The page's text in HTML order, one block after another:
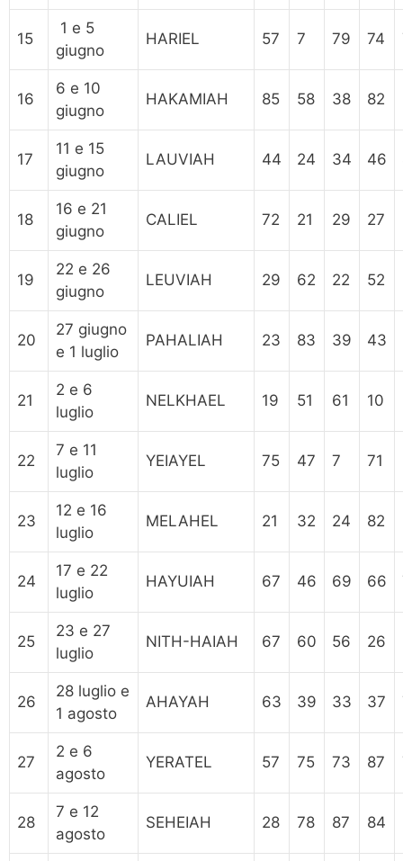
15
1 e 5
giugno
HARIEL 57 7 79 74
16
6 e 10
giugno
HAKAMIAH 85 58 38 82
17
11 e 15
giugno
LAUVIAH 44 24 34 46
18
16 e 21
giugno
CALIEL 72 21 29 27
19
22 e 26
giugno
LEUVIAH 29 62 22 52
20
27 giugno
e 1 luglio
PAHALIAH 23 83 39 43
21
2 e 6
luglio
NELKHAEL 19 51 61 10
22
7 e 11
luglio
YEIAYEL 75 47 7 71
23
12 e 16
luglio
MELAHEL 21 32 24 82
24
17 e 22
luglio
HAYUIAH 67 46 69 66
25
23 e 27
luglio
NITH-HAIAH 67 60 56 26
26
28 luglio e
1 agosto
AHAYAH 63 39 33 37
27
2 e 6
agosto
YERATEL 57 75 73 87
28
7 e 12
agosto
SEHEIAH 28 78 87 84